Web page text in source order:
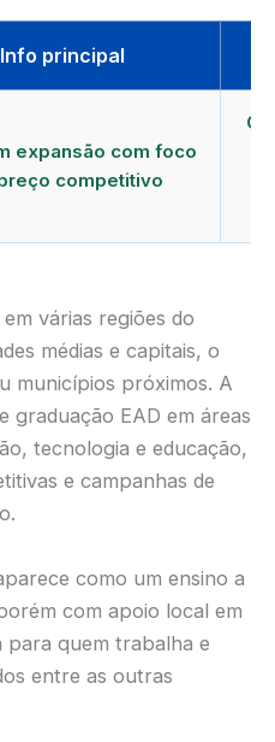
Info principal
expansão com foco
competitivo
várias regiões do
médias e capitais, o
municípios próximos. A
graduação EAD em áreas
tecnologia e educação,
e campanhas de
como um ensino a
com apoio local em
quem trabalha e
entre as outras